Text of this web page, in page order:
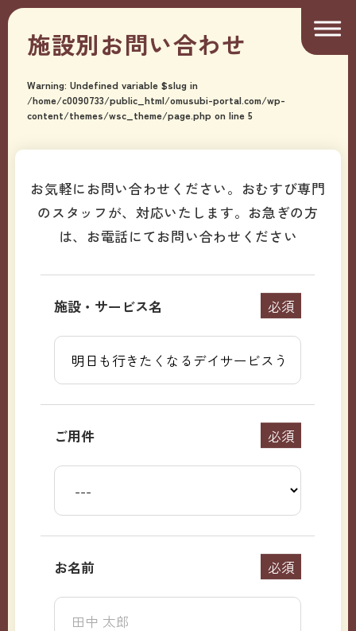
施設別お問い合わせ
Warning: Undefined variable $slug in
/home/c0090733/public_html/omusubi-portal.com/wp-
content/themes/wsc_theme/page.php on line5
お気軽にお問い合わせください。おむすび専門
のスタッフが、対応いたします。 お急ぎの方
は、お電話にてお問い合わせください
必須
施設・サービス名
必須
ご用件
必須
お名前